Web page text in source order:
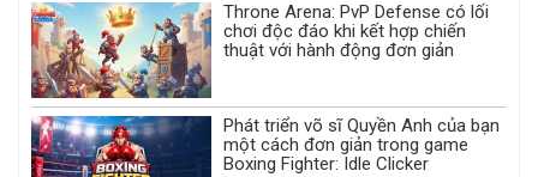
Throne Arena: PvP Defense có lối
chơi độc đáo khi kết hợp chiến
thuật với hành động đơn giản
Phát triển võ sĩ Quyền Anh của bạn
một cách đơn giản trong game
Boxing Fighter: Idle Clicker